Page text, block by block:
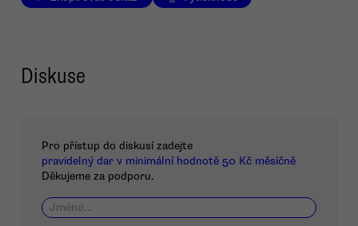
Diskuse
Pro přístup do diskusí zadejte
pravidelný dar v minimální hodnotě 50 Kč měsíčně
Děkujeme za podporu.